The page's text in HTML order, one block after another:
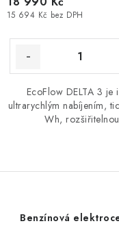
15 694 Kč bez DPH
EcoFlow DELTA 3 je
ultrarychlým nabíjením,
Wh,
Benzínová